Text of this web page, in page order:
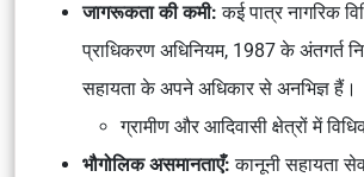
जागरूकता की कमी: कई पात्र नागरिक
प्राधिकरण अधिनियम, 1987के अंतगर्त
सहायता के अपने अधिकार से अनभिज्ञ हैं।
ग्रामीण और आदिवासी क्षेत्रों में
भौगोलिक असमानताएँ: कानूनी सहायता